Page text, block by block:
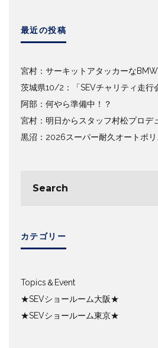
最近の投稿
宮村：サーキットアタッカーな
茨城県10/2：「SEVチャリティ走行
阿部：何やら準備中！？
宮村：明日からスタッフ村松プロデ
黒沼：2026スーパー耐久オートポ
カテゴリー
Topics＆Event
★SEVショールーム大阪★
★SEVショールーム東京★